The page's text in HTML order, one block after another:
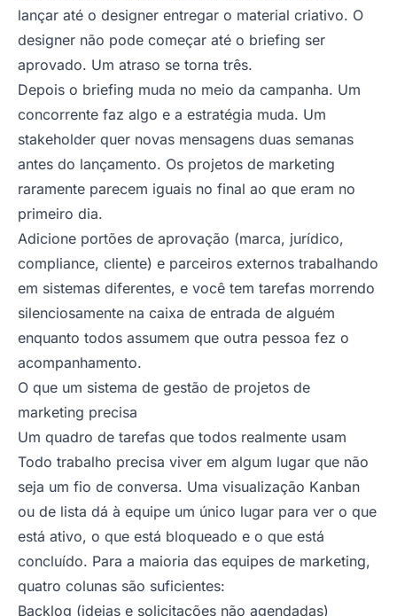
lançar até o designer entregar o material criativo. O
designer não pode começar até o briefing ser
aprovado. Um atraso se torna três.
Depois o briefing muda no meio da campanha. Um
concorrente faz algo e a estratégia muda. Um
stakeholder quer novas mensagens duas semanas
antes do lançamento. Os projetos de marketing
raramente parecem iguais no final ao que eram no
primeiro dia.
Adicione portões de aprovação (marca, jurídico,
compliance, cliente) e parceiros externos trabalhando
em sistemas diferentes, e você tem tarefas morrendo
silenciosamente na caixa de entrada de alguém
enquanto todos assumem que outra pessoa fez o
acompanhamento.
O que um sistema de gestão de projetos de
marketing precisa
Um quadro de tarefas que todos realmente usam
Todo trabalho precisa viver em algum lugar que não
seja um fio de conversa. Uma visualização Kanban
ou de lista dá à equipe um único lugar para ver o que
está ativo, o que está bloqueado e o que está
concluído. Para a maioria das equipes de marketing,
quatro colunas são suficientes:
Backlog (ideias e solicitações não agendadas)